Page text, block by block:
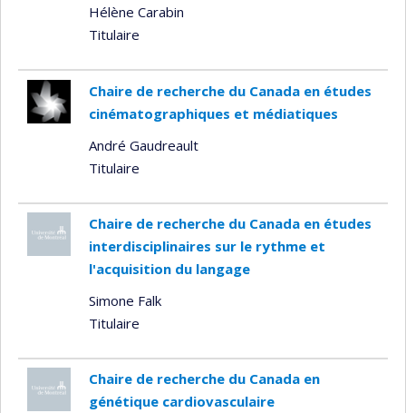
Hélène Carabin
Titulaire
Chaire de recherche du Canada en études
cinématographiques et médiatiques
André Gaudreault
Titulaire
Chaire de recherche du Canada en études
interdisciplinaires sur le rythme et
l'acquisition du langage
Simone Falk
Titulaire
Chaire de recherche du Canada en
génétique cardiovasculaire